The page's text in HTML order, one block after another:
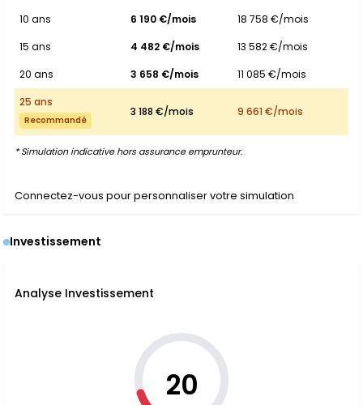
10 ans
6 190 €/mois
18 758 €/mois
15 ans
4 482 €/mois
13 582 €/mois
20 ans
3 658 €/mois
11 085 €/mois
25 ans
Recommandé
3 188 €/mois 9 661 €/mois
* Simulation indicative hors assurance emprunteur.
Connectez-vous pour personnaliser votre simulation
Investissement
Analyse Investissement
20